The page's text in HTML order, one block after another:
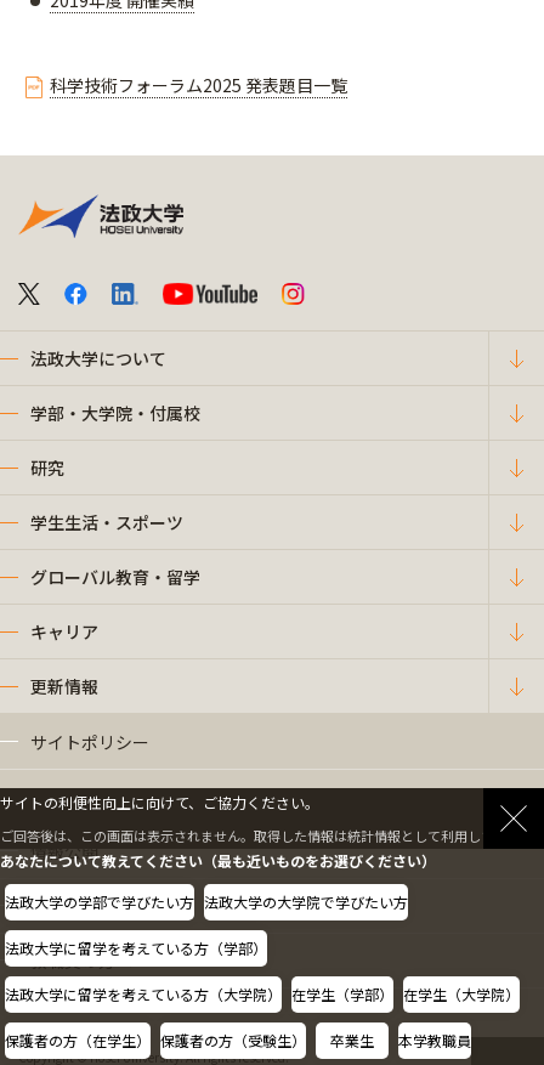
科学技術フォーラム2025 発表題目一覧
法政大学について
学部・大学院・付属校
研究
学生生活・スポーツ
グローバル教育・留学
キャリア
更新情報
サイトポリシー
プライバシーポリシー
情報公開
採用情報
教職員の方へ
Copyright © Hosei University. All rights reserved.
サイトの利便性向上に向けて、ご協力ください。
ご回答後は、この画面は表示されません。取得した情報は統計情報として利用します。
あなたについて教えてください（最も近いものをお選びください）
法政大学の学部で学びたい方 法政大学の大学院で学びたい方
法政大学に留学を考えている方（学部）
法政大学に留学を考えている方（大学院） 在学生（学部） 在学生（大学院）
保護者の方（在学生） 保護者の方（受験生） 卒業生 本学教職員